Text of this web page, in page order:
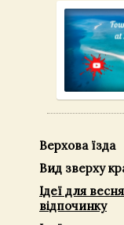
Верхова їзда
Вид зверху
Ідеї ​​для
відпочинку